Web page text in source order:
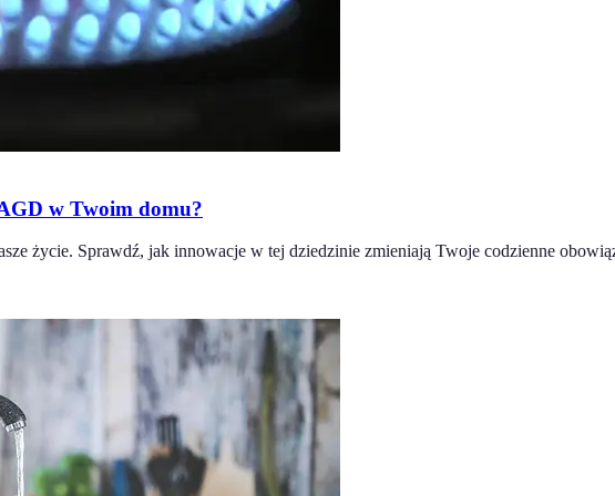
w Twoim domu?
życie. Sprawdź, jak innowacje w tej dziedzinie zmieniają Twoje codzienne